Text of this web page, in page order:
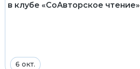
в клубе «СоАвторское чтение»
6 окт.